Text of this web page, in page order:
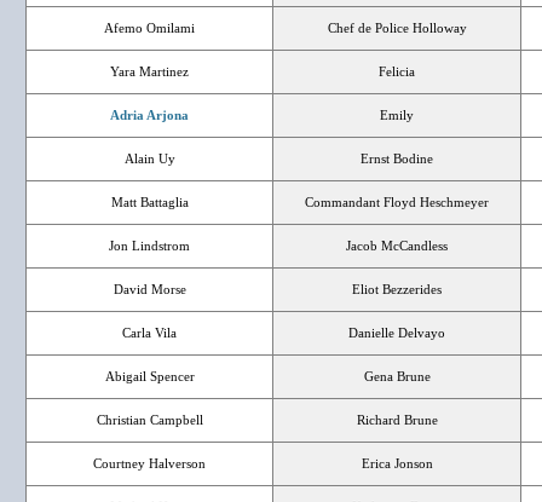
Afemo Omilami Chef de Police Holloway
Yara Martinez Felicia
Adria Arjona Emily
Alain Uy Ernst Bodine
Matt Battaglia Commandant Floyd Heschmeyer
Jon Lindstrom Jacob McCandless
David Morse Eliot Bezzerides
Carla Vila Danielle Delvayo
Abigail Spencer Gena Brune
Christian Campbell Richard Brune
Courtney Halverson Erica Jonson